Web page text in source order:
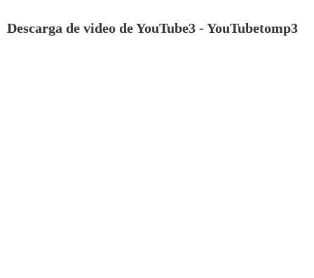
Descarga de video de YouTube3 - YouTubetomp3